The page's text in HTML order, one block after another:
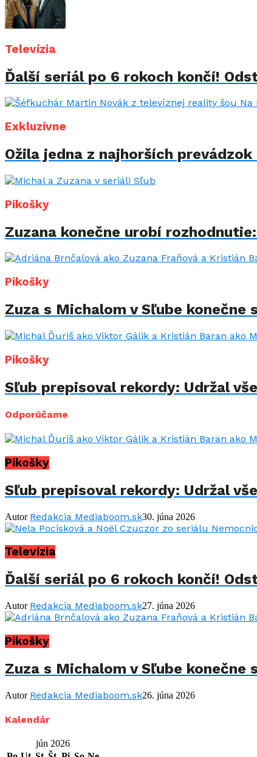
Televízia
Ďalší seriál po 6 rokoch končí!
Exkluzívne
Ožila jedna z najhorších
Pikošky
Zuzana konečne urobí
Pikošky
Zuza s Michalom v Sľube konečne
Pikošky
Sľub prepisoval rekordy: Udržal
Odporúčame
Pikošky
Sľub prepisoval rekordy: Udržal
Autor Redakcia Mediaboom.sk30. júna 2026
Televízia
Ďalší seriál po 6 rokoch končí!
Autor Redakcia Mediaboom.sk27. júna 2026
Pikošky
Zuza s Michalom v Sľube konečne
Autor Redakcia Mediaboom.sk26. júna 2026
Kalendár
jún 2026